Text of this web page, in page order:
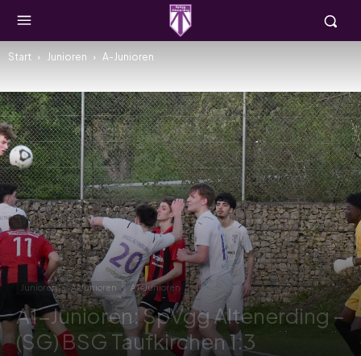
Start Junioren A-Junioren
Junioren A-Junioren A1-Junioren
A1-Junioren: SpVgg Altenerding –
(SG) BSG Taufkirchen 1:3